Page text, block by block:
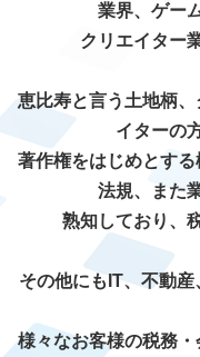
業界、ゲー
クリエイター
恵比寿と言う土地柄
イターの
著作権をはじめとす
法規、また
熟知しており、
その他にもIT、不動
様々なお客様の税務